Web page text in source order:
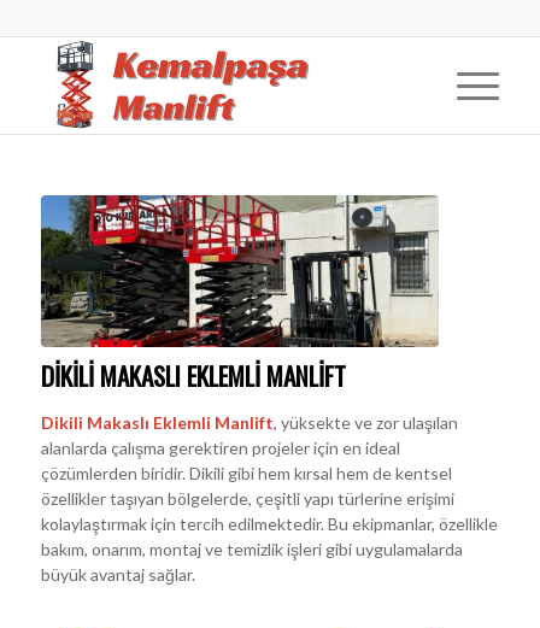
DIKILI MAKASLI EKLEMLI MANLIFT
Dikili Makaslı Eklemli Manlift, yüksekte ve zor ulaşılan
alanlarda çalışma gerektiren projeler için en ideal
çözümlerden biridir. Dikili gibi hem kırsal hem de kentsel
özellikler taşıyan bölgelerde, çeşitli yapı türlerine erişimi
kolaylaştırmak için tercih edilmektedir. Bu ekipmanlar, özellikle
bakım, onarım, montaj ve temizlik işleri gibi uygulamalarda
büyük avantaj sağlar.